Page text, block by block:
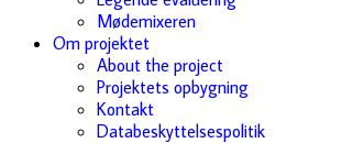
Mødemixeren
Om projektet
About the project
Projektets opbygning
Kontakt
Databeskyttelsespolitik